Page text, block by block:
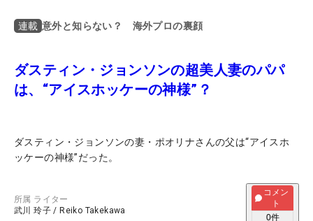
連載 意外と知らない？ 海外プロの裏顔
ダスティン・ジョンソンの超美人妻のパパ
は、“アイスホッケーの神様”？
ダスティン・ジョンソンの妻・ポオリナさんの父は“アイスホ
ッケーの神様”だった。
所属 ライター
武川 玲子 / Reiko Takekawa
コメン
ト
0件